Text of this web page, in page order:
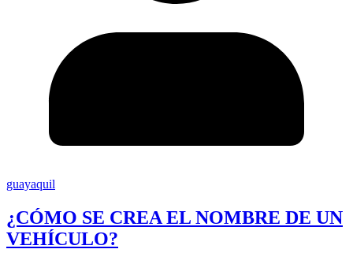
guayaquil
¿CÓMO SE CREA EL NOMBRE DE UN
VEHÍCULO?